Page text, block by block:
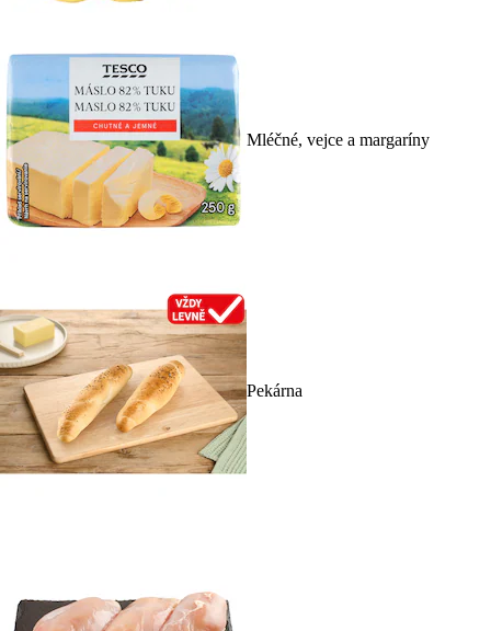
Mléčné, vejce a margaríny
Pekárna